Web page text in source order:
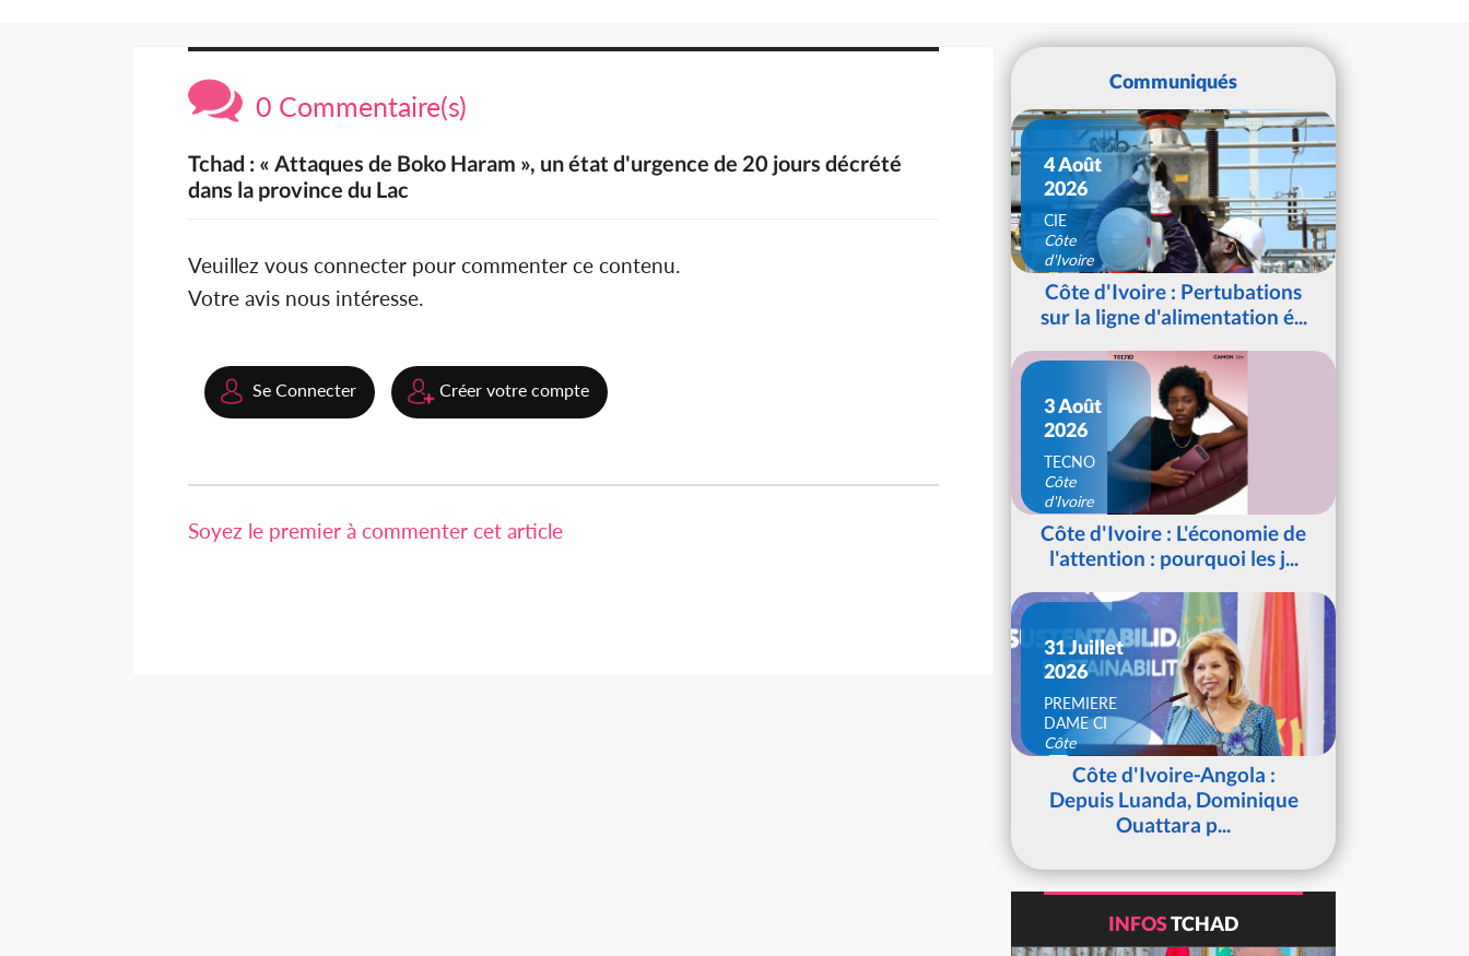
0 Commentaire(s)
Tchad : « Attaques de Boko Haram », un état d'urgence de 20 jours décrété
dans la province du Lac
Veuillez vous connecter pour commenter ce contenu.
Votre avis nous intéresse.
Se Connecter Créer votre compte
Soyez le premier à commenter cet article
Communiqués
4 Août
2026
CIE
Côte
d'Ivoire
Côte d'Ivoire : Pertubations
sur la ligne d'alimentation é...
3 Août
2026
TECNO
Côte
d'Ivoire
Côte d'Ivoire : L'économie de
l'attention : pourquoi les j...
31 Juillet
2026
PREMIERE
DAME CI
Côte
d'IvoireCôte d'Ivoire-Angola :
Depuis Luanda, Dominique
Ouattara p...
INFOSTCHAD